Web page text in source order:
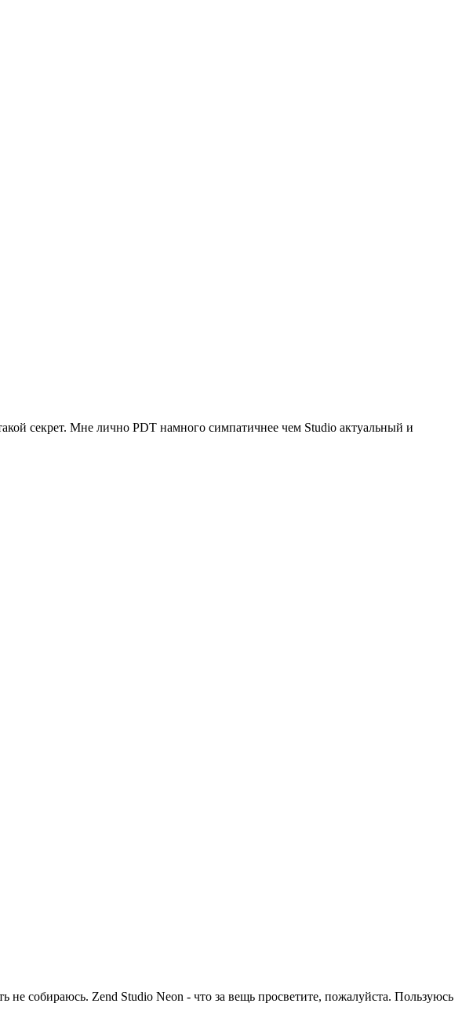
секрет. Мне лично PDT намного симпатичнее чем Studio актуальный и
собираюсь. Zend Studio Neon - что за вещь просветите, пожалуйста. Пользуюсь